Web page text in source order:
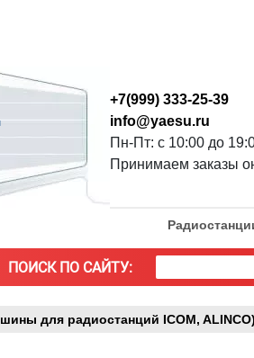
+7(999) 333-25-39
info@yaesu.ru
Пн-Пт: с 10:00 до
Принимаем заказы
ПОИСК ПО САЙТУ:
для радиостанций ICOM, ALINCO)